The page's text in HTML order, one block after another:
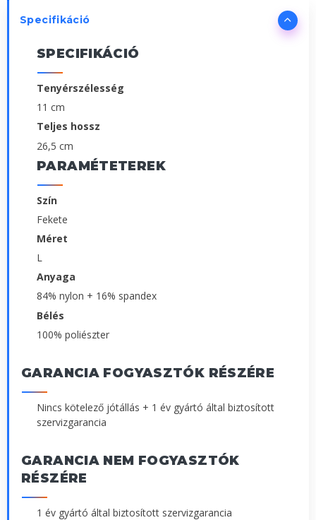
Specifikáció
SPECIFIKÁCIÓ
Tenyérszélesség
11 cm
Teljes hossz
26,5 cm
PARAMÉTETEREK
Szín
Fekete
Méret
L
Anyaga
84% nylon + 16% spandex
Bélés
100% poliészter
GARANCIA FOGYASZTÓK RÉSZÉRE
Nincs kötelező jótállás + 1 év gyártó által biztosított
szervizgarancia
GARANCIA NEM FOGYASZTÓK
RÉSZÉRE
1 év gyártó által biztosított szervizgarancia